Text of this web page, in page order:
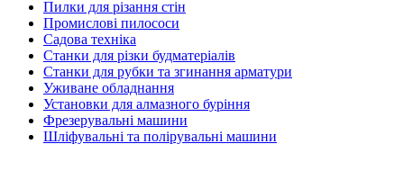
Пилки для різання стін
Промислові пилососи
Садова техніка
Станки для різки будматеріалів
Станки для рубки та згинання арматури
Уживане обладнання
Установки для алмазного буріння
Фрезерувальні машини
Шліфувальні та полірувальні машини